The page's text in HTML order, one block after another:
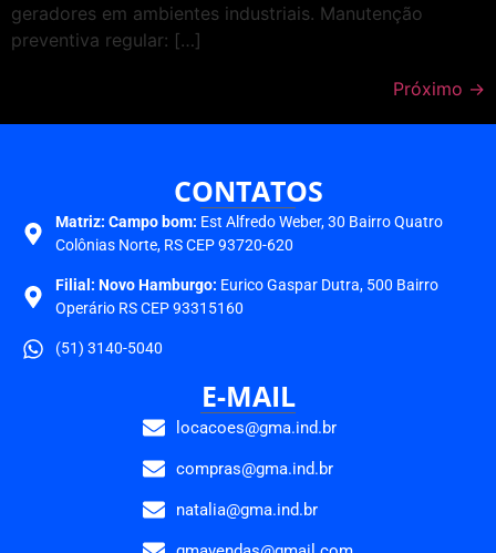
geradores em ambientes industriais. Manutenção
preventiva regular: […]
Próximo →
CONTATOS
Matriz: Campo bom: Est Alfredo Weber, 30 Bairro Quatro
Colônias Norte, RS CEP 93720-620
Filial: Novo Hamburgo: Eurico Gaspar Dutra, 500 Bairro
Operário RS CEP 93315160
(51) 3140-5040
E-MAIL
locacoes@gma.ind.br
compras@gma.ind.br
natalia@gma.ind.br